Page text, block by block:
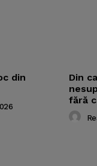
din
Din
fără